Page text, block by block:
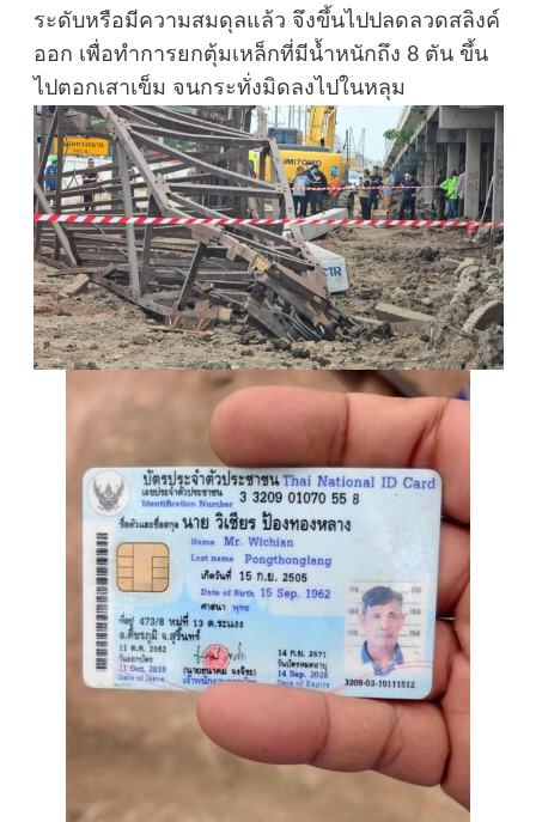
ระดับหรือมีความสมดุลแล้ว จึงขึ้นไปปลดลวดสลิงค์
ออก เพื่อทำการยกตุ้มเหล็กที่มีน้ำหนักถึง 8 ตัน ขึ้น
ไปตอกเสาเข็ม จนกระทั่งมิดลงไปในหลุม